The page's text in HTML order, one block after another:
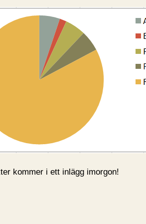
kommer i ett inlägg imorgon!